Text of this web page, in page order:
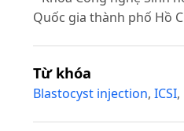
Quốc gia thành phố Hồ
Từ khóa
Blastocyst injection, ICSI,